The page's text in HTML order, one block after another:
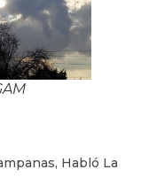
Habló La